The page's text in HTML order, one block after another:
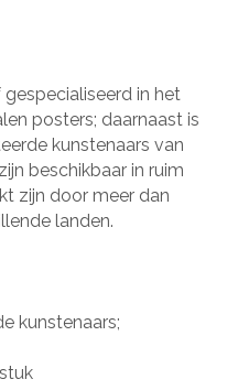
in het
posters; daarnaast is
kunstenaars van
beschikbaar in ruim
zijn door meer dan
landen.
kunstenaars;